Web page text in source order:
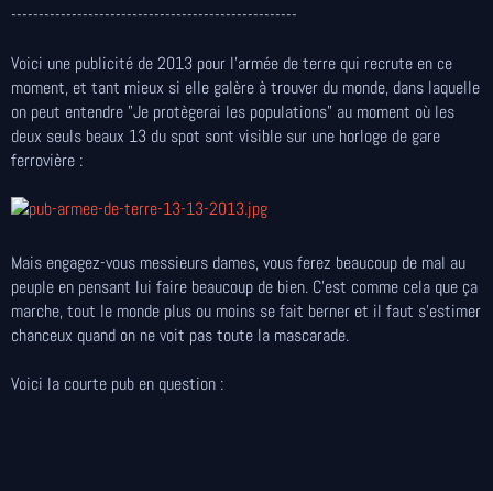
----------------------------------------------------
Voici une publicité de 2013 pour l'armée de terre qui recrute en ce
moment, et tant mieux si elle galère à trouver du monde, dans laquelle
on peut entendre "Je protègerai les populations" au moment où les
deux seuls beaux 13 du spot sont visible sur une horloge de gare
ferrovière :
Mais engagez-vous messieurs dames, vous ferez beaucoup de mal au
peuple en pensant lui faire beaucoup de bien. C'est comme cela que ça
marche, tout le monde plus ou moins se fait berner et il faut s'estimer
chanceux quand on ne voit pas toute la mascarade.
Voici la courte pub en question :